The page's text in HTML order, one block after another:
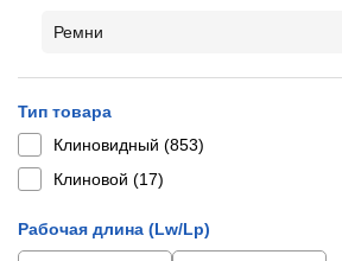
Ремни
Тип товара
Клиновидный (853)
Клиновой (17)
Рабочая длина (Lw/Lp)